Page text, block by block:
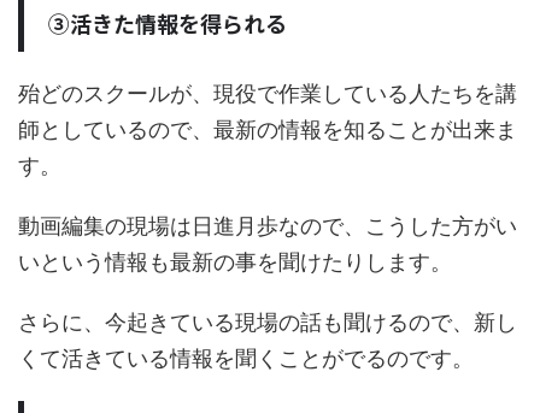
③活きた情報を得られる
殆どのスクールが、現役で作業している人たちを講
師としているので、最新の情報を知ることが出来ま
す。
動画編集の現場は日進月歩なので、こうした方がい
いという情報も最新の事を聞けたりします。
さらに、今起きている現場の話も聞けるので、新し
くて活きている情報を聞くことがでるのです。